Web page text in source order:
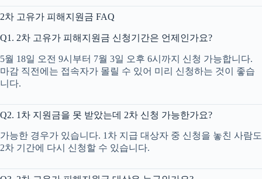
2차 고유가 피해지원금 FAQ
Q1. 2차 고유가 피해지원금 신청기간은 언제인가요?
5월 18일 오전 9시부터 7월 3일 오후 6시까지 신청 가능합니다.
마감 직전에는 접속자가 몰릴 수 있어 미리 신청하는 것이 좋습
니다.
Q2. 1차 지원금을 못 받았는데 2차 신청 가능한가요?
가능한 경우가 있습니다. 1차 지급 대상자 중 신청을 놓친 사람도
2차 기간에 다시 신청할 수 있습니다.